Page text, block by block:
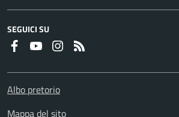
SEGUICI SU
FaceboookYoutubeInstagram
Albo pretorio
Mappa del sito